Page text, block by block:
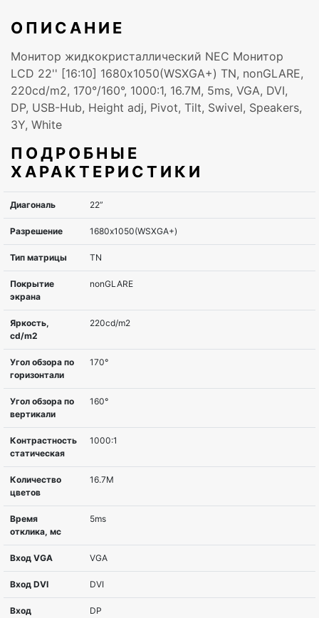
ОПИСАНИЕ
Монитор жидкокристаллический NEC Монитор
LCD 22'' [16:10] 1680х1050(WSXGA+) TN, nonGLARE,
220cd/m2, 170°/160°, 1000:1, 16.7M, 5ms, VGA, DVI,
DP, USB-Hub, Height adj, Pivot, Tilt, Swivel, Speakers,
3Y, White
ПОДРОБНЫЕ
ХАРАКТЕРИСТИКИ
Диагональ
Разрешение 1680х1050(WSXGA+)